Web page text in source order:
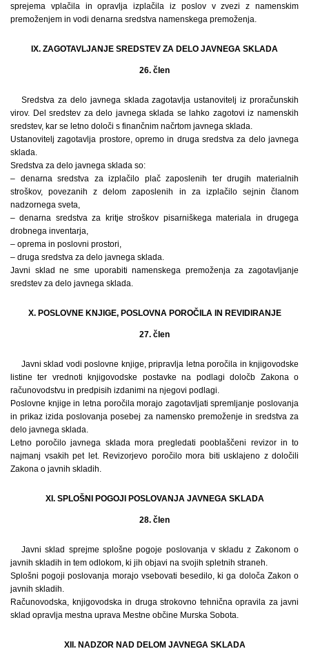
sprejema vplačila in opravlja izplačila iz poslov v zvezi z namenskim
premoženjem in vodi denarna sredstva namenskega premoženja.
IX. ZAGOTAVLJANJE SREDSTEV ZA DELO JAVNEGA SKLADA
26. člen
Sredstva za delo javnega sklada zagotavlja ustanovitelj iz proračunskih
virov. Del sredstev za delo javnega sklada se lahko zagotovi iz namenskih
sredstev, kar se letno določi s finančnim načrtom javnega sklada.
Ustanovitelj zagotavlja prostore, opremo in druga sredstva za delo javnega
sklada.
Sredstva za delo javnega sklada so:
– denarna sredstva za izplačilo plač zaposlenih ter drugih materialnih
stroškov, povezanih z delom zaposlenih in za izplačilo sejnin članom
nadzornega sveta,
– denarna sredstva za kritje stroškov pisarniškega materiala in drugega
drobnega inventarja,
– oprema in poslovni prostori,
– druga sredstva za delo javnega sklada.
Javni sklad ne sme uporabiti namenskega premoženja za zagotavljanje
sredstev za delo javnega sklada.
X. POSLOVNE KNJIGE, POSLOVNA POROČILA IN REVIDIRANJE
27. člen
Javni sklad vodi poslovne knjige, pripravlja letna poročila in knjigovodske
listine ter vrednoti knjigovodske postavke na podlagi določb Zakona o
računovodstvu in predpisih izdanimi na njegovi podlagi.
Poslovne knjige in letna poročila morajo zagotavljati spremljanje poslovanja
in prikaz izida poslovanja posebej za namensko premoženje in sredstva za
delo javnega sklada.
Letno poročilo javnega sklada mora pregledati pooblaščeni revizor in to
najmanj vsakih pet let. Revizorjevo poročilo mora biti usklajeno z določili
Zakona o javnih skladih.
XI. SPLOŠNI POGOJI POSLOVANJA JAVNEGA SKLADA
28. člen
Javni sklad sprejme splošne pogoje poslovanja v skladu z Zakonom o
javnih skladih in tem odlokom, ki jih objavi na svojih spletnih straneh.
Splošni pogoji poslovanja morajo vsebovati besedilo, ki ga določa Zakon o
javnih skladih.
Računovodska, knjigovodska in druga strokovno tehnična opravila za javni
sklad opravlja mestna uprava Mestne občine Murska Sobota.
XII. NADZOR NAD DELOM JAVNEGA SKLADA